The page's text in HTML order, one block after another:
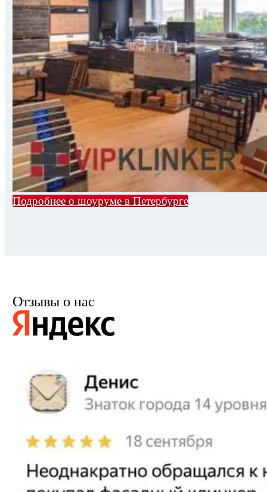
Подробнее о шоуруме в Петербурге
Отзывы о нас